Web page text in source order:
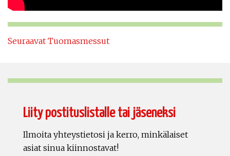
Seuraavat Tuomasmessut
Liity postituslistalle tai jäseneksi
Ilmoita yhteystietosi ja kerro, minkälaiset
asiat sinua kiinnostavat!